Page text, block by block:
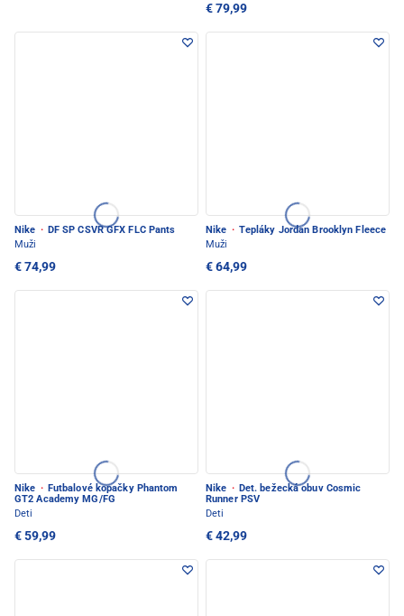
€ 79,99
Nike · DF SP CSVR GFX FLC Pants
Muži
€ 74,99
Nike · Tepláky Jordan Brooklyn Fleece
Muži
€ 64,99
Nike · Futbalové kopačky Phantom
GT2 Academy MG/FG
Deti
€ 59,99
Nike · Det. bežecká obuv Cosmic
Runner PSV
Deti
€ 42,99